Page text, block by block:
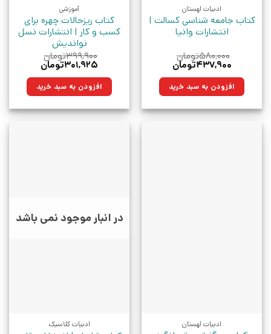
ادبیات لهستان
کتاب جامعه شناسی کسالت |
انتشارات وانیا
۵۸۰,۰۰۰تومان
قیمت
۵۸۰,۰۰۰تومان
بود.
۴۳۷,۹۰۰تومان
۴۳۷,۹۰۰تومان.افزودن به سبد خرید
آموزشی
کتاب ریزحالات چهره برای
کسب و کار | انتشارات نسل
نواندیش
۳۹۹,۹۰۰تومان
قیمت
۳۹۹,۹۰۰تومان
بود.
۳۰۱,۹۲۵تومان
۳۰۱,۹۲۵تومان.افزودن به سبد خرید
ادبیات لهستان
در انبار موجود نمی باشد
ادبیات کلاسیک